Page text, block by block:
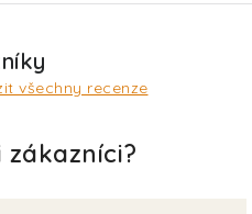
všechny recenze